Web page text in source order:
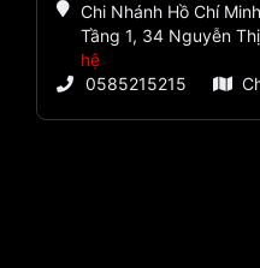
Chi Nhánh Hồ Chí Minh
Tầng 1, 34 Nguyễn
hệ
0585215215